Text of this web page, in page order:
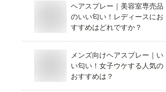
ヘアスプレー｜美容室専売品
のいい匂い！レディースにお
すすめはどれですか？
メンズ向けヘアスプレー｜い
い匂い！女子ウケする人気の
おすすめは？